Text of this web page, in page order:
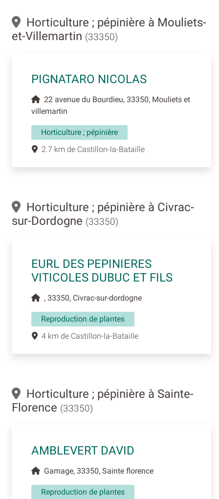
Horticulture ; pépinière à Mouliets-
et-Villemartin (33350)
PIGNATARO NICOLAS
22 avenue du Bourdieu, 33350, Mouliets et
villemartin
Horticulture ; pépinière
2.7 km de Castillon-la-Bataille
Horticulture ; pépinière à Civrac-
sur-Dordogne (33350)
EURL DES PEPINIERES
VITICOLES DUBUC ET FILS
, 33350, Civrac-sur-dordogne
Reproduction de plantes
4 km de Castillon-la-Bataille
Horticulture ; pépinière à Sainte-
Florence (33350)
AMBLEVERT DAVID
Gamage, 33350, Sainte florence
Reproduction de plantes